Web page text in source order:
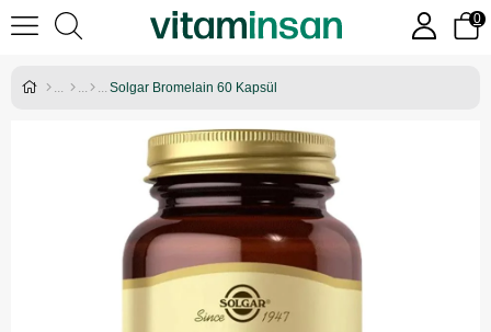
0
Solgar Bromelain 60 Kapsül